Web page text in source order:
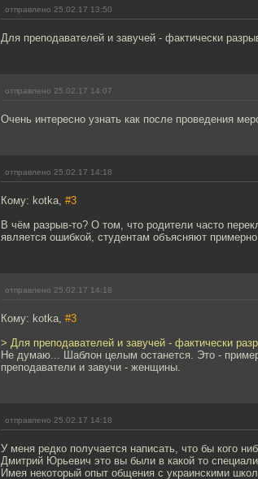
отправлено 25.02.17 13:50
Для преподавателей и завучей - фактически
отправлено 25.02.17 14:07
Очень интересно узнать как после проведения
отправлено 25.02.17 14:18
Кому: kotka, #3
В чём разрыв-то? О том, что родители часто
является ошибкой, студентам объясняют
отправлено 25.02.17 14:18
Кому: kotka, #3
> Для преподавателей и завучей - фактически
Не думаю... Шаблон целым останется. Это -
преподаватели и завучи - женщины.
отправлено 25.02.17 14:18
У меня редко получается написать, что бы кого
Дмитрий Юрьевич это вы были в какой то
Имея некоторый опыт общения с украинскими